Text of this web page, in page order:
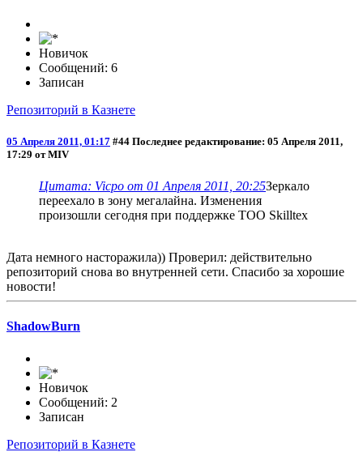
Новичок
Сообщений: 6
Записан
Репозиторий в Казнете
05 Апреля 2011, 01:17 #44 Последнее редактирование: 05 Апреля 2011,
17:29 от MIV
Цитата: Vicpo от 01 Апреля 2011, 20:25Зеркало
переехало в зону мегалайна. Изменения
произошли сегодня при поддержке ТОО Skilltex
Дата немного насторажила)) Проверил: действительно
репозиторий снова во внутренней сети. Спасибо за хорошие
новости!
ShadowBurn
Новичок
Сообщений: 2
Записан
Репозиторий в Казнете